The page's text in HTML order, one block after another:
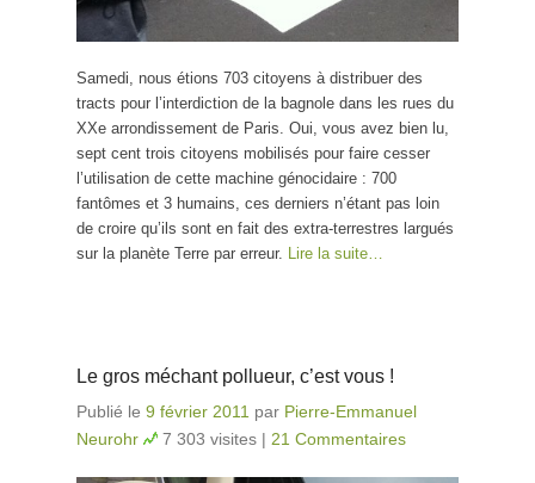
Samedi, nous étions 703 citoyens à distribuer des
tracts pour l’interdiction de la bagnole dans les rues du
XXe arrondissement de Paris. Oui, vous avez bien lu,
sept cent trois citoyens mobilisés pour faire cesser
l’utilisation de cette machine génocidaire : 700
fantômes et 3 humains, ces derniers n’étant pas loin
de croire qu’ils sont en fait des extra-terrestres largués
sur la planète Terre par erreur.
Lire la suite…
Le gros méchant pollueur, c’est vous !
Publié le 9 février 2011 par Pierre-Emmanuel
Neurohr
7 303 visites | 21 Commentaires